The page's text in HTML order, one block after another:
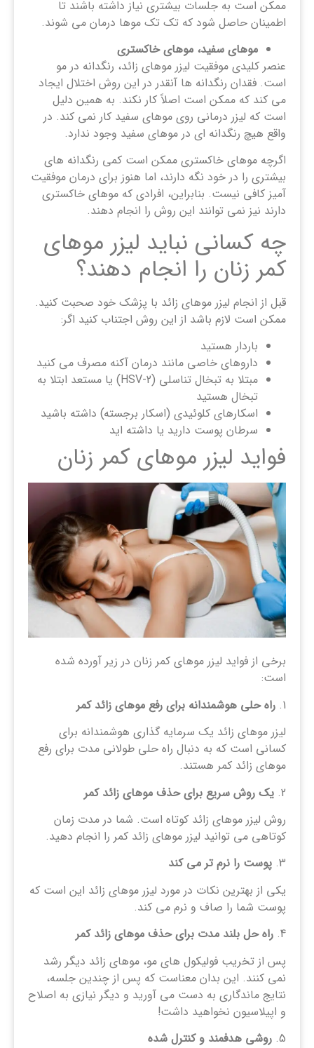
ممکن است به جلسات بیشتری نیاز داشته باشند تا
اطمینان حاصل شود که تک تک موها درمان می شوند.
موهای سفید، موهای خاکستری
عنصر کلیدی موفقیت لیزر موهای زائد، رنگدانه در مو
است. فقدان رنگدانه ها آنقدر در این روش اختلال ایجاد
می کند که ممکن است اصلاً کار نکند. به همین دلیل
است که لیزر درمانی روی موهای سفید کار نمی کند. در
واقع هیچ رنگدانه ای در موهای سفید وجود ندارد.
اگرچه موهای خاکستری ممکن است کمی رنگدانه های
بیشتری را در خود نگه دارند، اما هنوز برای درمان موفقیت
آمیز کافی نیست. بنابراین، افرادی که موهای خاکستری
دارند نیز نمی توانند این روش را انجام دهند.
چه کسانی نباید لیزر موهای
کمر زنان را انجام دهند؟
قبل از انجام لیزر موهای زائد با پزشک خود صحبت کنید.
ممکن است لازم باشد از این روش اجتناب کنید اگر:
باردار هستید
داروهای خاصی مانند درمان آکنه مصرف می کنید
مبتلا به تبخال تناسلی (HSV-2) یا مستعد ابتلا به
تبخال هستید
اسکارهای کلوئیدی (اسکار برجسته) داشته باشید
سرطان پوست دارید یا داشته اید
فواید لیزر موهای کمر زنان
برخی از فواید لیزر موهای کمر زنان در زیر آورده شده
است:
1. راه حلی هوشمندانه برای رفع موهای زائد کمر
لیزر موهای زائد یک سرمایه گذاری هوشمندانه برای
کسانی است که به دنبال راه حلی طولانی مدت برای رفع
موهای زائد کمر هستند.
2. یک روش سریع برای حذف موهای زائد کمر
روش لیزر موهای زائد کوتاه است. شما در مدت زمان
کوتاهی می توانید لیزر موهای زائد کمر را انجام دهید.
3. پوست را نرم تر می کند
یکی از بهترین نکات در مورد لیزر موهای زائد این است که
پوست شما را صاف و نرم می کند.
4. راه حل بلند مدت برای حذف موهای زائد کمر
پس از تخریب فولیکول های مو، موهای زائد دیگر رشد
نمی کنند. این بدان معناست که پس از چندین جلسه،
نتایج ماندگاری به دست می آورید و دیگر نیازی به اصلاح
و اپیلاسیون نخواهید داشت!
5. روشی هدفمند و کنترل شده